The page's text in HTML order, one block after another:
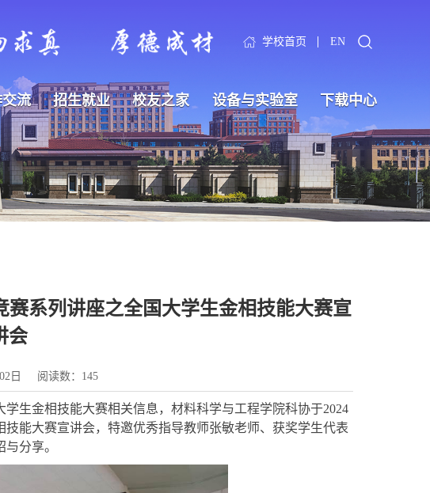
学校首页 EN
流 招生就业 校友之家 设备与实验室 下载中心
赛系列讲座之全国大学生金相技能大赛宣
会
日 阅读数： 145
生金相技能大赛相关信息，材料科学与工程学院科协于2024
技能大赛宣讲会，特邀优秀指导教师张敏老师、获奖学生代表
分享。